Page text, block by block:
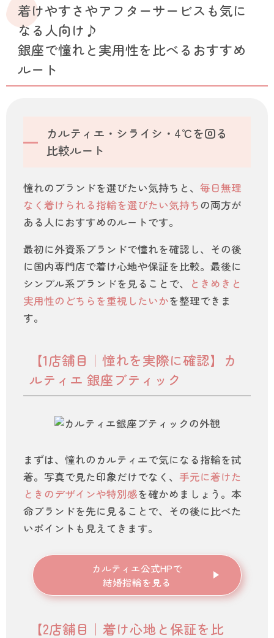
着けやすさやアフターサービスも気に
なる人向け♪
銀座で憧れと実用性を比べるおすすめ
ルート
カルティエ・シライシ・4℃を回る
比較ルート
憧れのブランドを選びたい気持ちと、毎日無理
なく着けられる指輪を選びたい気持ちの両方が
ある人におすすめのルートです。
最初に外資系ブランドで憧れを確認し、その後
に国内専門店で着け心地や保証を比較。最後に
シンプル系ブランドを見ることで、
ときめきと
実用性のどちらを重視したいかを整理できま
す。
【1店舗目｜憧れを実際に確認】カ
ルティエ 銀座ブティック
まずは、憧れのカルティエで気になる指輪を試
着。写真で見た印象だけでなく、手元に着けた
ときのデザインや特別感を確かめましょう。本
命ブランドを先に見ることで、その後に比べた
いポイントも見えてきます。
カルティエ公式HPで
結婚指輪を見る
【2店舗目｜着け心地と保証を比